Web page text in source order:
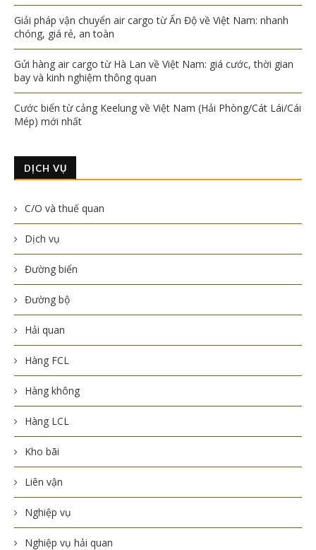
Giải pháp vận chuyển air cargo từ Ấn Độ về Việt Nam: nhanh
chóng, giá rẻ, an toàn
Gửi hàng air cargo từ Hà Lan về Việt Nam: giá cước, thời gian
bay và kinh nghiệm thông quan
Cước biển từ cảng Keelung về Việt Nam (Hải Phòng/Cát Lái/Cái
Mép) mới nhất
DỊCH VỤ
C/O và thuế quan
Dịch vụ
Đường biển
Đường bộ
Hải quan
Hàng FCL
Hàng không
Hàng LCL
Kho bãi
Liên vận
Nghiệp vụ
Nghiệp vụ hải quan